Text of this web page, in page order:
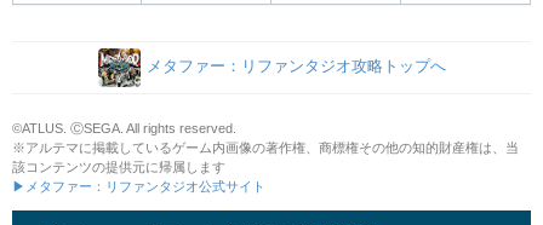
メタファー：リファンタジオ攻略トップへ
©ATLUS. ⒸSEGA. All rights reserved.
※アルテマに掲載しているゲーム内画像の著作権、商標権その他の知的財産権は、当
該コンテンツの提供元に帰属します
▶メタファー：リファンタジオ公式サイト